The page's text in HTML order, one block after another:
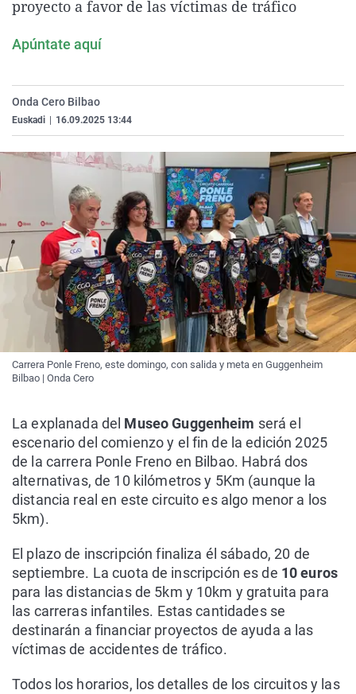
La rosa de los vientos
Caso
Extremadura
Virales
proyecto a favor de las víctimas de tráfico
Apúntate aquí
Onda Cero Bilbao
Euskadi 16.09.2025 13:44
Carrera Ponle Freno, este domingo, con salida y meta en Guggenheim
Bilbao | Onda Cero
La explanada del Museo Guggenheim será el
escenario del comienzo y el fin de la edición 2025
de la carrera Ponle Freno en Bilbao. Habrá dos
alternativas, de 10 kilómetros y 5Km (aunque la
distancia real en este circuito es algo menor a los
5km).
El plazo de inscripción finaliza él sábado, 20 de
septiembre. La cuota de inscripción es de 10 euros
para las distancias de 5km y 10km y gratuita para
las carreras infantiles. Estas cantidades se
destinarán a financiar proyectos de ayuda a las
víctimas de accidentes de tráfico.
Todos los horarios, los detalles de los circuitos y las